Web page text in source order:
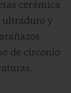
cerámica
ultraduro y
de circonio